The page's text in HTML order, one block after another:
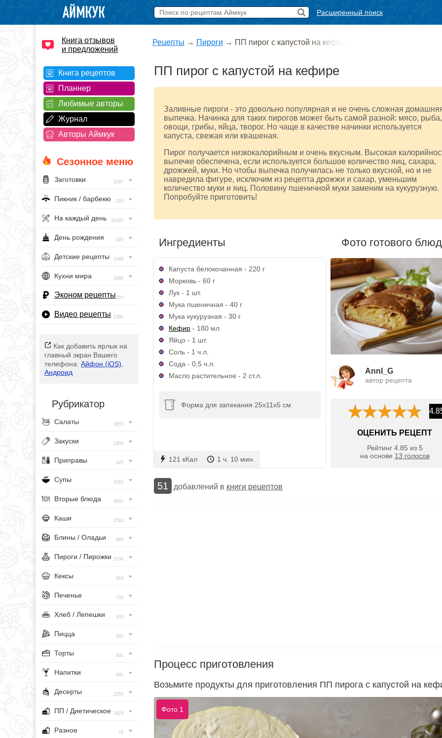
Расширенный поиск
Книга отзывов
и предложений
Книга рецептов
Планнер
Любимые авторы
Журнал
Авторы Аймкук
Сезонное меню
Заготовки 1347
Пикник / барбекю 293
На каждый день 20160
День рождения 385
Детские рецепты 1548
Кухни мира 1968
Эконом рецепты393
Видео рецепты 1396
Как добавить ярлык на
главный экран Вашего
телефона: Айфон (iOS)
Андроид
Рубрикатор
Салаты 2955
Закуски 1456
Приправы 320
Супы 1083
Вторые блюда 4682
Каши 1543
Блины / Оладьи 965
Пироги / Пирожки 2134
Кексы 563
Печенье 728
Хлеб / Лепешки 433
Пицца 260
Торты 801
Напитки 491
Десерты 1256
ПП / Диетическое 3929
Разное 76
Рецепты → Пироги → ПП пирог с капустой на кефире
ПП пирог с капустой на кефире
Заливные пироги - это довольно популярная и не очень сложная
выпечка. Начинка для таких пирогов может быть самой разной: мясо, рыба,
овощи, грибы, яйца, творог. Но чаще в качестве начинки используется
капуста, свежая или квашеная.
Пирог получается низкокалорийным и очень вкусным. Высокая
выпечке обеспечена, если используется большое количество яиц, сахара,
дрожжей, муки. Но чтобы выпечка получилась не только вкусной, но и не
навредила фигуре, исключим из рецепта дрожжи и сахар, уменьшим
количество муки и яиц. Половину пшеничной муки заменим на кукурузную.
Попробуйте приготовить!
Ингредиенты
Капуста белокочанная - 220 г
Морковь - 60 г
Лук - 1 шт.
Мука пшеничная - 40 г
Мука кукурузная - 30 г
Кефир - 180 мл
Яйцо - 1 шт.
Соль - 1 ч.л.
Сода - 0,5 ч.л.
Масло растительное - 2 ст.л.
Форма для запекания 25х11х5 см
121 кКал 1 ч. 10 мин.
Фото готового
AnnI_G
автор рецепта
ОЦЕНИТЬ РЕЦЕПТ
Рейтинг 4.85 из 5
на основе 13 голосов
51 добавлений в книги рецептов
Процесс приготовления
Возьмите продукты для приготовления ПП пирога с капустой на
Фото 1